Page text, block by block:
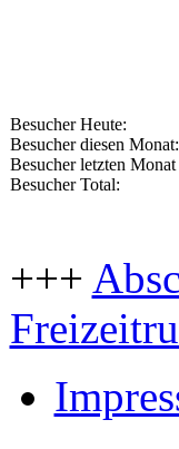
Besucher Heute:
Besucher diesen Monat:
Besucher letzten Monat
Besucher Total:
+++